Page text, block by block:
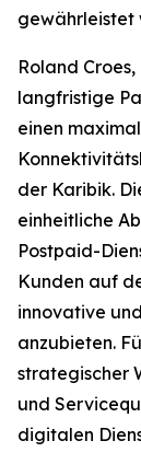
gewährleistet
Roland Croes,
langfristige
einen
der Karibik.
einheitliche
Postpaid-
Kunden auf
innovative
anzubieten.
strategischer
und
digitalen